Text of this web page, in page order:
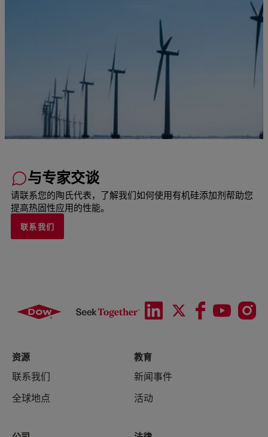
与专家交谈
请联系您的陶氏代表，了解我们如何使用有机硅添加剂帮助您
提高热固性应用的性能。
联系我们
资源
联系我们
全球地点
教育
新闻事件
活动